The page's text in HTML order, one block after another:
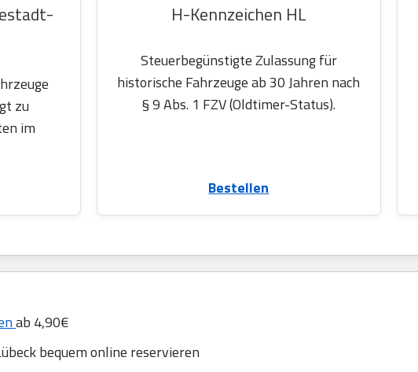
zu
im
H-Kennzeichen HL
Steuerbegünstigte Zulassung für
historische Fahrzeuge ab 30 Jahren nach
§ 9 Abs. 1 FZV (Oldtimer-Status).
Bestellen
ab 4,90€
bequem online reservieren